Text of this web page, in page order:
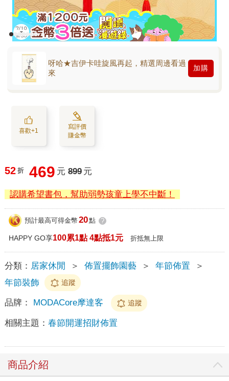
呀哈★吉伊卡哇旋風再起，精選周邊看過
來
加購
喜歡+1
寫評價
賺金幣
52 折 469 元 899 元
認購希望書包，幫助弱勢孩童上學不中斷！
預計最高可得金幣 20點 ?
HAPPY GO享100累1點 4點抵1元 折抵無上限
分類： 居家休閒 ＞ 佈置擺飾園藝 ＞ 年節佈置
＞
年節裝飾
追蹤
品牌： MODACore摩達客 追蹤
相關主題： 春節開運招財佈置
商品介紹